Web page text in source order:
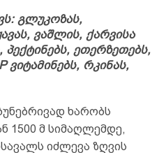
გლუკოზას,
ვაშლის, ქარვისა
პექტინებს, ეთერზეთებს,
რკინას,
ხარობს
1500 მ სიმაღლემდე,
იძლევა ზღვის